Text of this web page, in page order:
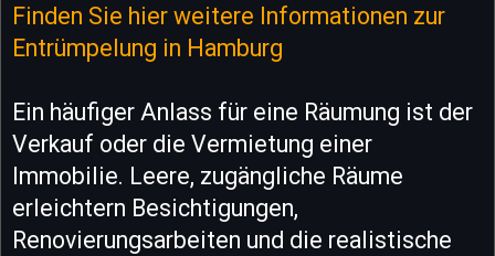
Finden Sie hier weitere Informationen zur
Entrümpelung in Hamburg
Ein häufiger Anlass für eine Räumung ist der
Verkauf oder die Vermietung einer
Immobilie. Leere, zugängliche Räume
erleichtern Besichtigungen,
Renovierungsarbeiten und die realistische